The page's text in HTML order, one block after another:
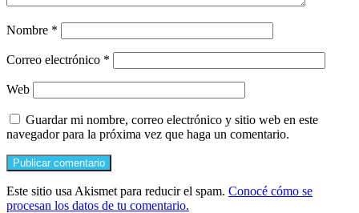
Nombre *
Correo electrónico *
Web
Guardar mi nombre, correo electrónico y sitio web en este
navegador para la próxima vez que haga un comentario.
Este sitio usa Akismet para reducir el spam. Conocé cómo se
procesan los datos de tu comentario.